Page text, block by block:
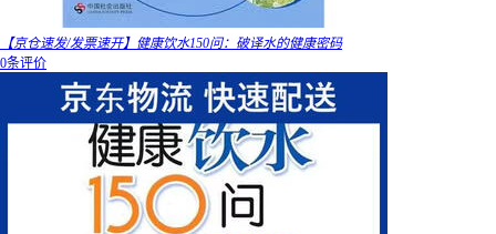
【京仓速发/发票速开】健康饮水150问：破译水的健康密码
0条评价